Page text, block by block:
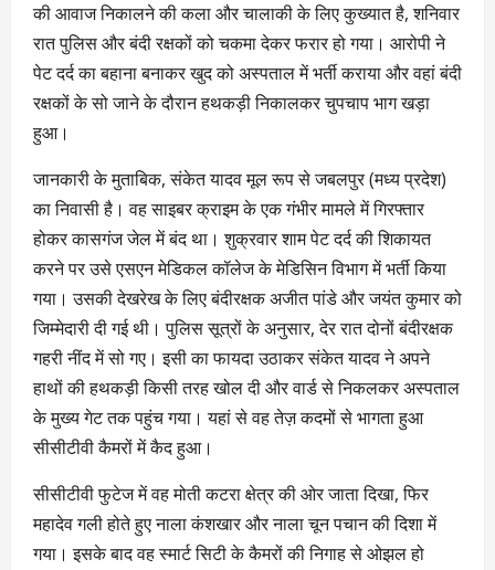
की आवाज निकालने की कला और चालाकी के लिए कुख्यात है, शनिवार
रात पुलिस और बंदी रक्षकों को चकमा देकर फरार हो गया। आरोपी ने
पेट दर्द का बहाना बनाकर खुद को अस्पताल में भर्ती कराया और वहां बंदी
रक्षकों के सो जाने के दौरान हथकड़ी निकालकर चुपचाप भाग खड़ा
हुआ।
जानकारी के मुताबिक, संकेत यादव मूल रूप से जबलपुर (मध्य प्रदेश)
का निवासी है। वह साइबर क्राइम के एक गंभीर मामले में गिरफ्तार
होकर कासगंज जेल में बंद था। शुक्रवार शाम पेट दर्द की शिकायत
करने पर उसे एसएन मेडिकल कॉलेज के मेडिसिन विभाग में भर्ती किया
गया। उसकी देखरेख के लिए बंदीरक्षक अजीत पांडे और जयंत कुमार को
जिम्मेदारी दी गई थी। पुलिस सूत्रों के अनुसार, देर रात दोनों बंदीरक्षक
गहरी नींद में सो गए। इसी का फायदा उठाकर संकेत यादव ने अपने
हाथों की हथकड़ी किसी तरह खोल दी और वार्ड से निकलकर अस्पताल
के मुख्य गेट तक पहुंच गया। यहां से वह तेज़ कदमों से भागता हुआ
सीसीटीवी कैमरों में कैद हुआ।
सीसीटीवी फुटेज में वह मोती कटरा क्षेत्र की ओर जाता दिखा, फिर
महादेव गली होते हुए नाला कंशखार और नाला चून पचान की दिशा में
गया। इसके बाद वह स्मार्ट सिटी के कैमरों की निगाह से ओझल हो